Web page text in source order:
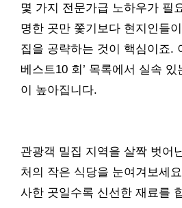
몇 가지 전문가급 노하우가 필
명한 곳만 쫓기보다 현지인들
집을 공략하는 것이 핵심이죠.
베스트10 회’ 목록에서 실속
이 높아집니다.
관광객 밀집 지역을 살짝 벗어
처의 작은 식당을 눈여겨보세
사한 곳일수록 신선한 재료를